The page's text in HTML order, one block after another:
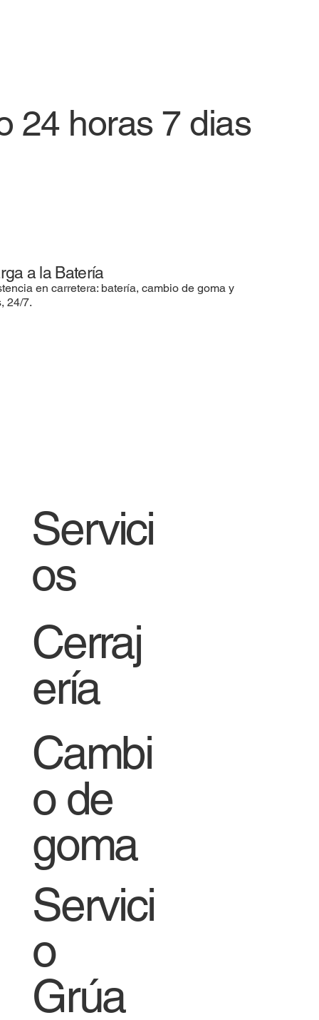
24 horas 7 dias
a la Batería
en carretera: batería, cambio de goma y
24/7.
Servici
os
Cerraj
ería
Cambi
o de
goma
Servici
o
Grúa